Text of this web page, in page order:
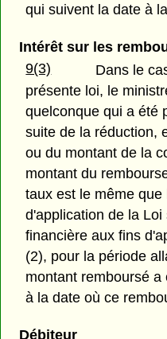
qui suivent la date à
Intérêt sur les
9(3)
Dans le
présente loi, le
quelconque qui a été
suite de la réduction,
ou du montant de la
montant du
taux est le même
d'application de la
financière aux fins
(2), pour la période
montant remboursé
à la date où ce
Débiteur